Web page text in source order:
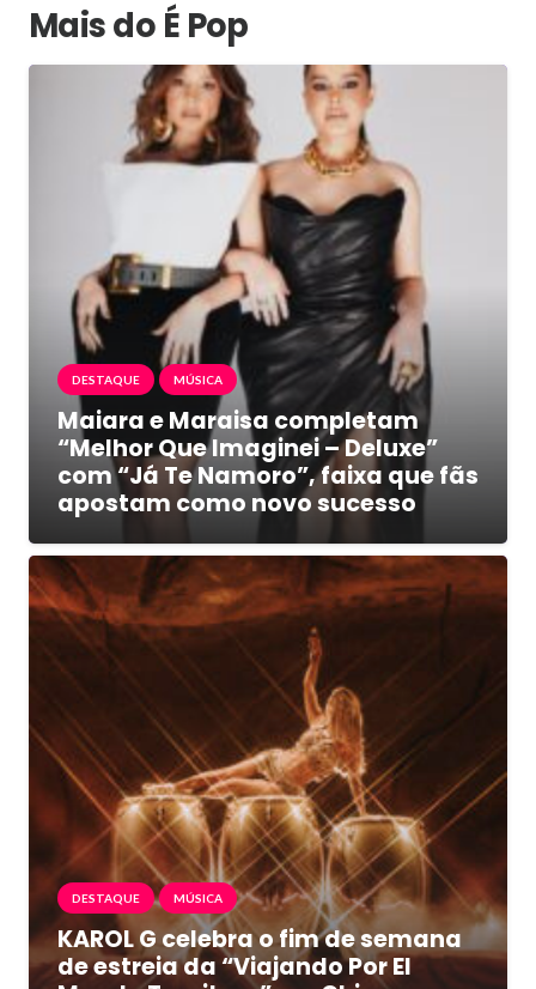
Mais do É Pop
DESTAQUE MÚSICA
Maiara e Maraisa completam
“Melhor Que Imaginei – Deluxe”
com “Já Te Namoro”, faixa que fãs
apostam como novo sucesso
DESTAQUE MÚSICA
KAROL G celebra o fim de semana
de estreia da “Viajando Por El